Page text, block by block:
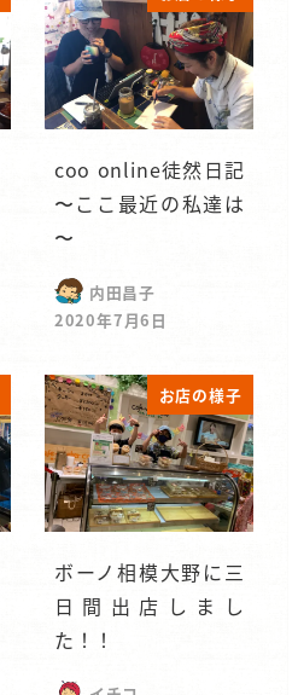
coo online徒然日記
〜ここ最近の私達は
〜
内田昌子
2020年7月6日
お店の様子
ボーノ相模大野に三
日間出店しまし
た！！